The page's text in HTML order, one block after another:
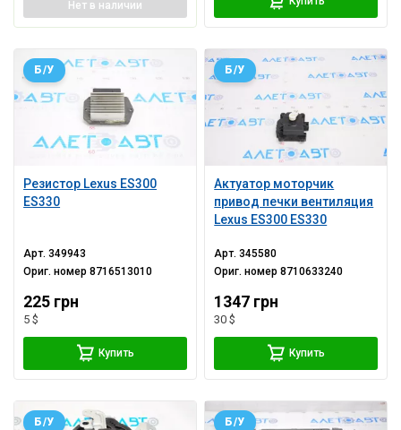
Нет в наличии
Резистор Lexus ES300
ES330
Б/У
Арт.349943
Ориг. номер8716513010
225 грн
5 $
Купить
Актуатор моторчик
привод печки вентиляция
Lexus ES300 ES330
Б/У
Арт.345580
Ориг. номер8710633240
1347 грн
30 $
Купить
Б/У Б/У